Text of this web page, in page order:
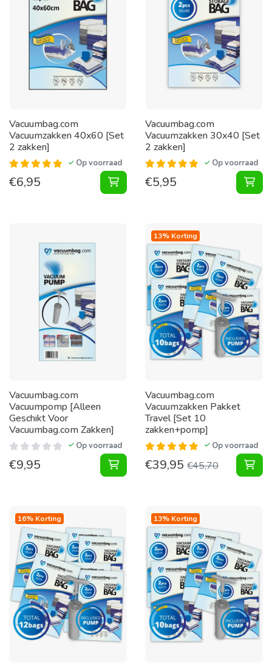
Vacuumbag.com
Vacuumzakken 40x60 [Set
2 zakken]
Op voorraad
€6,95 Vacuumzakken 40x60 [Set 2
Vacuumbag.com
Vacuumzakken 30x40 [Set
2 zakken]
Op voorraad
€5,95
Vacuumbag.com
Vacuumpomp [Alleen
Geschikt Voor
Vacuumbag.com Zakken]
Op voorraad
€9,95 Vacuumpomp [Alleen Geschikt
13% Korting
Vacuumbag.com
Vacuumzakken Pakket
Travel [Set 10
zakken+pomp]
Op voorraad
€39,95 €45,70
16% Korting 13% Korting